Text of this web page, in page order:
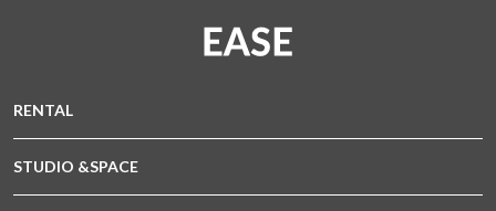
RENTAL
STUDIO &SPACE